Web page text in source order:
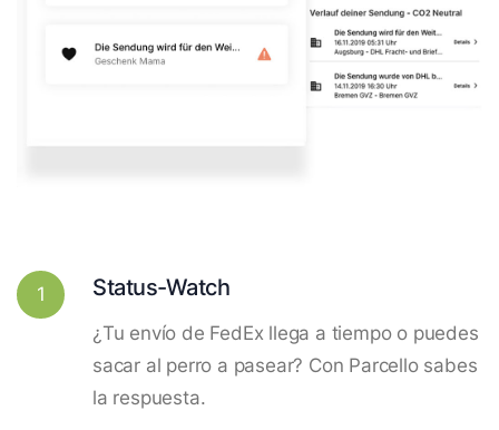
1 Status-Watch
¿Tu envío de FedEx llega a tiempo o puedes
sacar al perro a pasear? Con Parcello sabes
la respuesta.